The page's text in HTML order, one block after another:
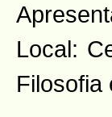
Local:
Filosofia